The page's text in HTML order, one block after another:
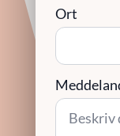
Ort